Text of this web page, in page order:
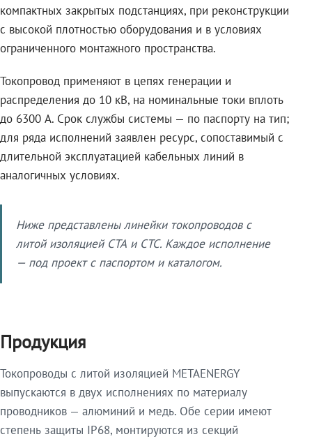
компактных закрытых подстанциях, при реконструкции
с высокой плотностью оборудования и в условиях
ограниченного монтажного пространства.
Токопровод применяют в цепях генерации и
распределения до 10 кВ, на номинальные токи вплоть
до 6300 А. Срок службы системы — по паспорту на тип;
для ряда исполнений заявлен ресурс, сопоставимый с
длительной эксплуатацией кабельных линий в
аналогичных условиях.
Ниже представлены линейки токопроводов с
литой изоляцией СТА и СТС. Каждое исполнение
— под проект с паспортом и каталогом.
Продукция
Токопроводы с литой изоляцией METAENERGY
выпускаются в двух исполнениях по материалу
проводников — алюминий и медь. Обе серии имеют
степень защиты IP68, монтируются из секций